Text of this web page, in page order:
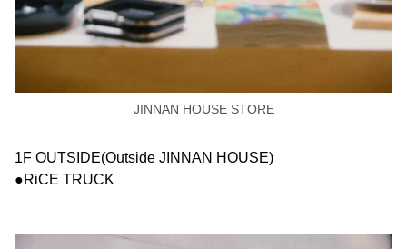
JINNAN HOUSE STORE
1F OUTSIDE(Outside JINNAN HOUSE)
●RiCE TRUCK